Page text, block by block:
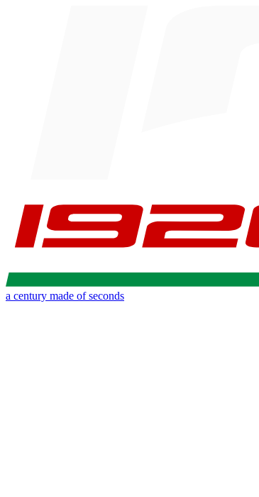
a century made of seconds